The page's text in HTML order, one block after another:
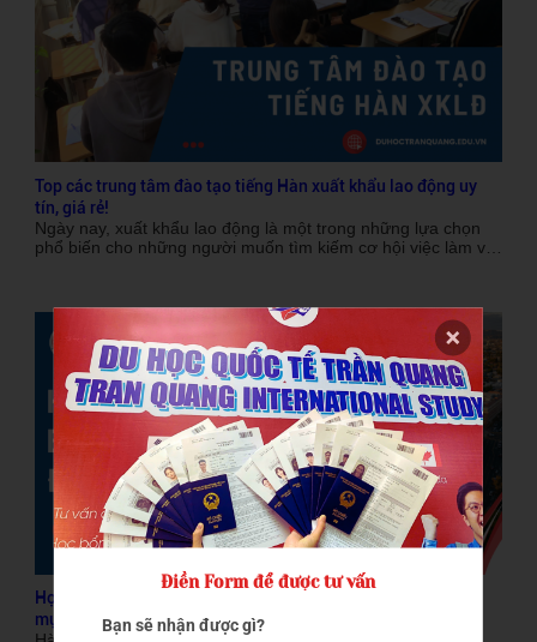
Top các trung tâm đào tạo tiếng Hàn xuất khẩu lao động uy
tín, giá rẻ!
Ngày nay, xuất khẩu lao động là một trong những lựa chọn
phổ biến cho những người muốn tìm kiếm cơ hội việc làm và
các công việc trong các ngành công nghiệp, xây dựng, nông
nghiệp và chế biến thực phẩm. Tuy nhiên, để có thể làm việc
tại Hàn Quốc, một yếu tố quan trọng không thể thiếu là khả
năng sử dụng tiếng Hàn. Vì vậy, việc chọn một trung tâm đào
tạo tiếng Hàn xuất khẩu lao động uy tín là rất quan trọng. Bài
viết này sẽ giải thích vì sao cần học tiếng Hàn khi xuất khẩu
lao động, những yếu tố cần xem xét khi lựa chọn đơn vị đào
tạo và gợi ý một số trung tâm đào tạo tiếng Hàn uy tín, giá rẻ.
Học tiếng Hàn bao lâu để đi du học? Lộ trình và bí quyết đạt
mục tiêu nhanh nhất
Điền Form để được tư vấn
Bạn sẽ nhận được gì?